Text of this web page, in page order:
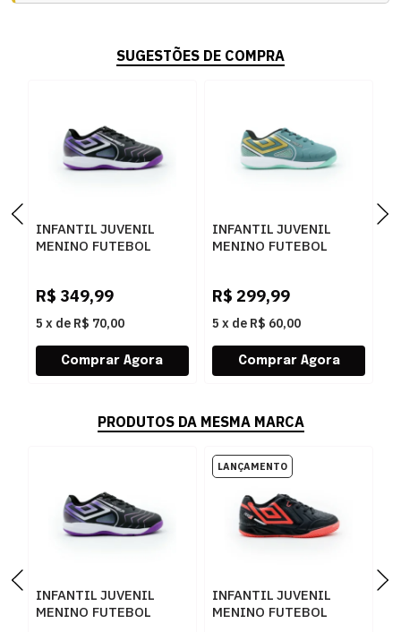
SUGESTÕES DE COMPRA
INFANTIL JUVENIL
MENINO FUTEBOL
100PRETOELECTRICPURPLEFURTACOR
R$ 349,99
5 x de R$ 70,00
INFANTIL JUVENIL
MENINO FUTEBOL
R$ 299,99
5 x de R$ 60,00
PRODUTOS DA MESMA MARCA
INFANTIL JUVENIL
MENINO FUTEBOL
INFANTIL JUVENIL
MENINO FUTEBOL